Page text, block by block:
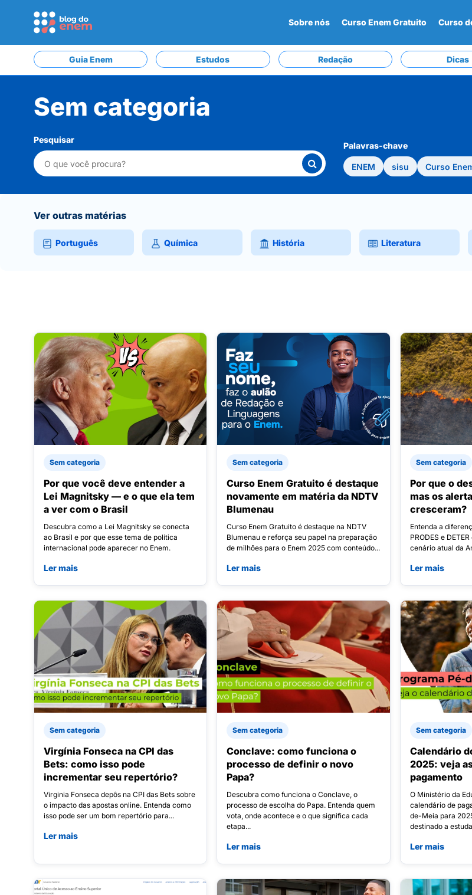
Sobre nós Curso Enem Gratuito Curso
Guia Enem Estudos Redação Dicas
Sem categoria
Pesquisar
Palavras-chave
ENEM sisu Curso
Ver outras matérias
Português Química História Literatura
Sem categoria
Por que você deve entender a
Lei Magnitsky — e o que ela tem
a ver com o Brasil
Descubra como a Lei Magnitsky se conecta
ao Brasil e por que esse tema de política
internacional pode aparecer no Enem.
Ler mais
Sem categoria
Curso Enem Gratuito é destaque
novamente em matéria da NDTV
Blumenau
Curso Enem Gratuito é destaque na NDTV
Blumenau e reforça seu papel na preparação
de milhões para o Enem 2025 com conteúdo...
Ler mais
Sem categoria
Por que o
mas os
cresceram?
Entenda a
PRODES e
cenário atual da
Ler mais
Sem categoria
Virgínia Fonseca na CPI das
Bets: como isso pode
incrementar seu repertório?
Virginia Fonseca depôs na CPI das Bets sobre
o impacto das apostas online. Entenda como
isso pode ser um bom repertório para...
Ler mais
Sem categoria
Conclave: como funciona o
processo de definir o novo
Papa?
Descubra como funciona o Conclave, o
processo de escolha do Papa. Entenda quem
vota, onde acontece e o que significa cada
etapa...
Ler mais
Sem categoria
Calendário
2025: veja
pagamento
O Ministério da
calendário de
de-Meia para
destinado a
Ler mais